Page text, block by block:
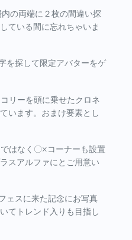
の両端に２枚の間違い探
ている間に忘れちゃいま
を探して限定アバターをゲ
リーを頭に乗せたクロネ
います。おまけ要素とし
はなく〇×コーナーも設置
スアルファにとご用意い
ェスに来た記念にお写真
てトレンド入りも目指し